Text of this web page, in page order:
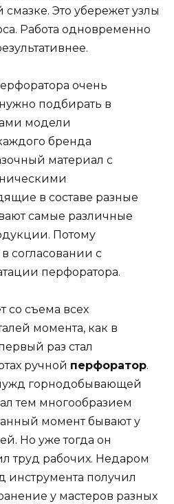
Это убережет узлы
Работа одновременно
очень
подбирать в
модели
бренда
материал с
в составе разные
самые различные
Потому
согласовании с
перфоратора.
со съема всех
момента, как в
раз стал
ручной перфоратор.
горнодобывающей
тем многообразием
момент бывают у
Но уже тогда он
труд рабочих. Недаром
инструмента получил
у мастеров разных